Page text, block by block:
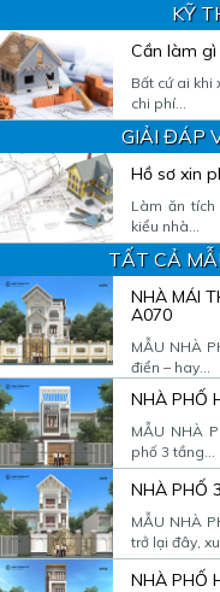
KỸ
Cần làm
Bất cứ ai khi
chi phí...
GIẢI ĐÁP
Hồ sơ xin
Làm ăn
kiểu nhà...
TẤT CẢ
NHÀ MÁI
A070
MẪU NHÀ
điển – hay...
NHÀ PHỐ
MẪU NHÀ
phố 3 tầng...
NHÀ PHỐ
MẪU NHÀ
trở lại đây,
NHÀ PHỐ